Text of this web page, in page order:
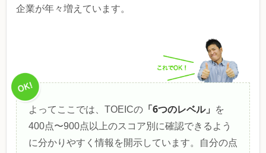
企業が年々増えています。
よってここでは、TOEICの 「6つのレベル」
を
400点〜900点以上のスコア別に確認できるよう
に分かりやすく情報を開示しています。自分の点